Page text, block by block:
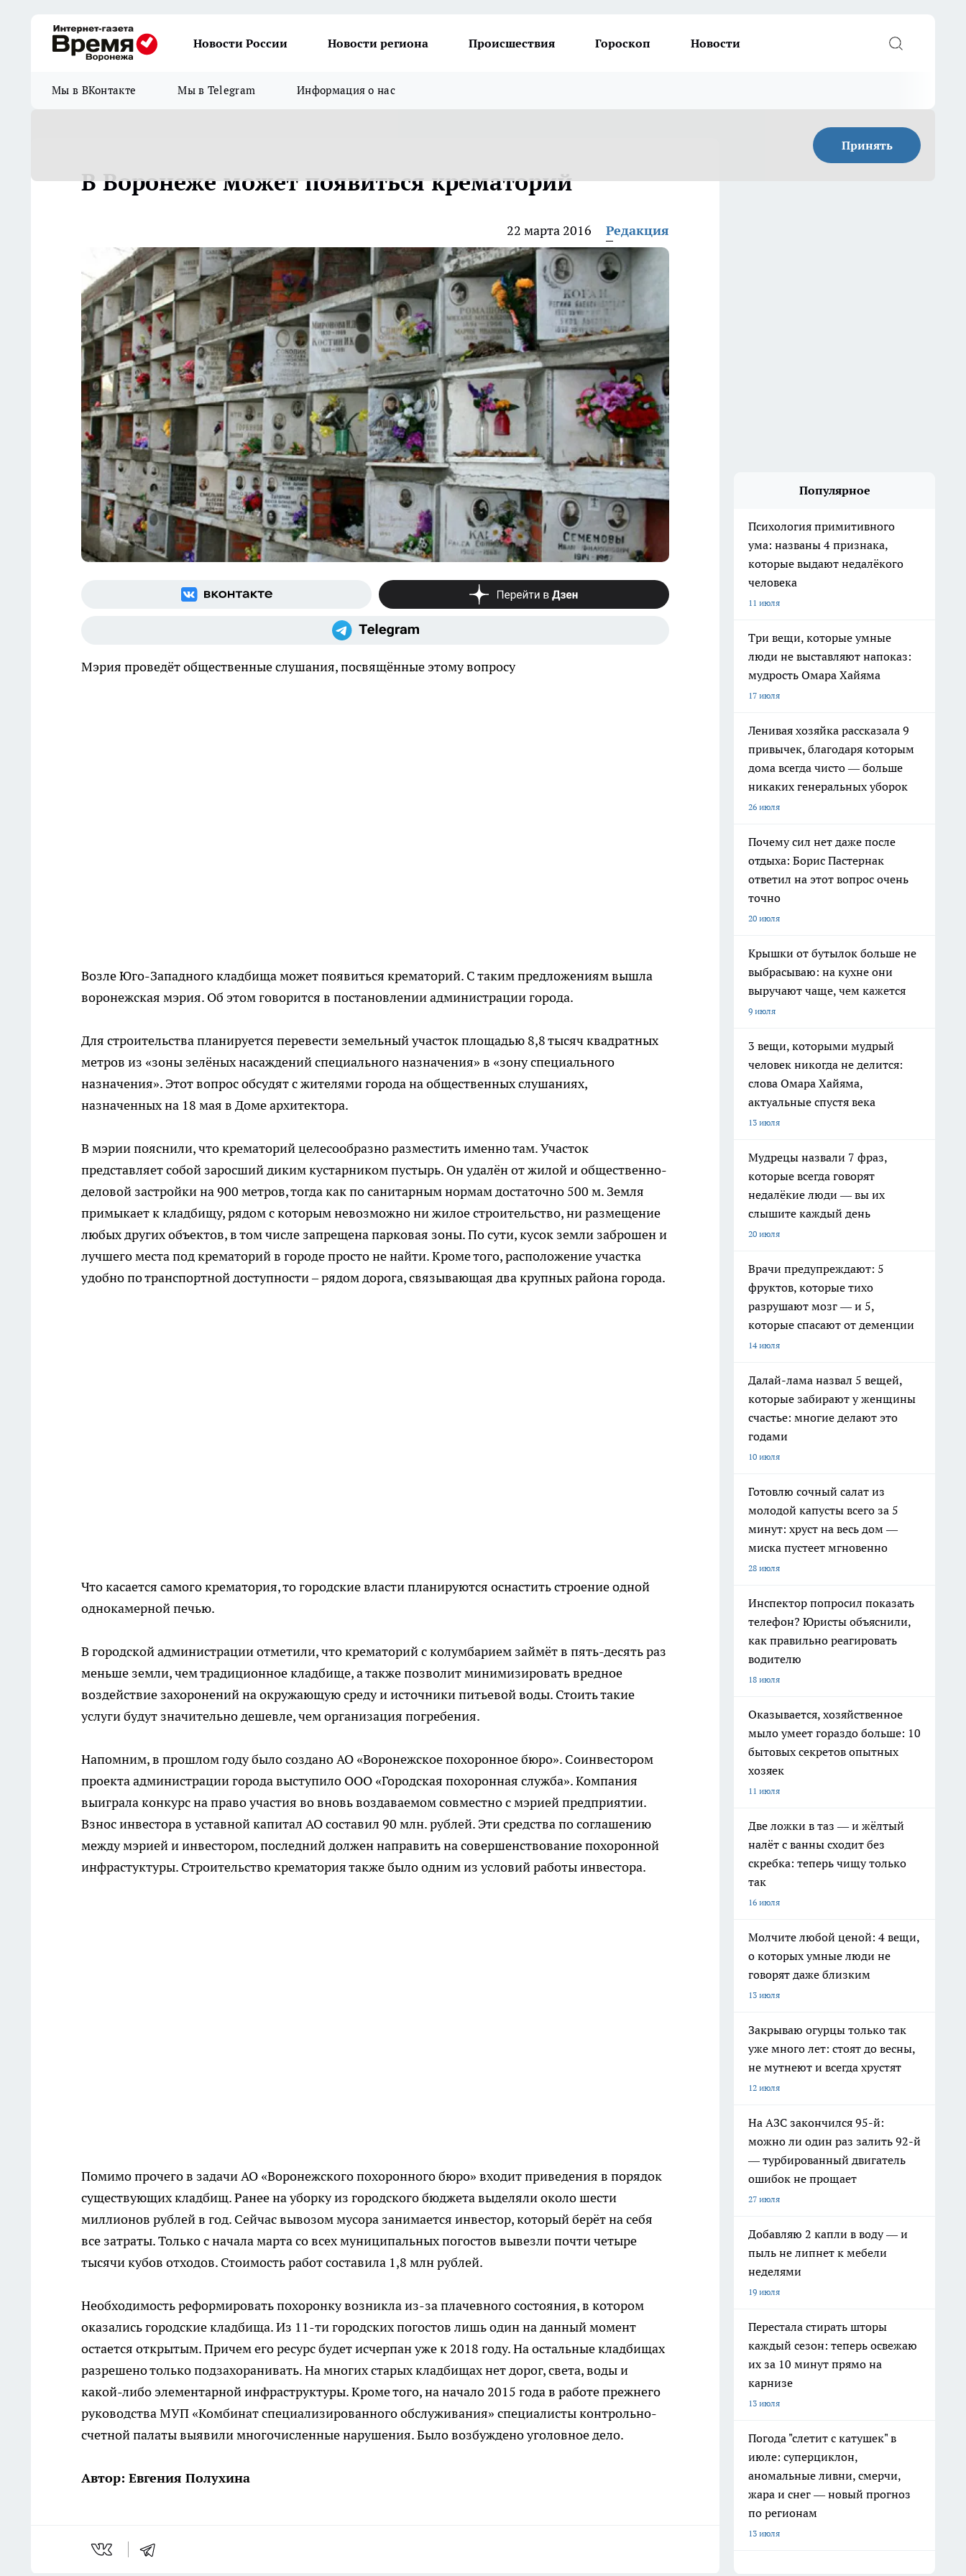
Новости России Новости региона Происшествия Гороскоп Новости
Мы в ВКонтакте Мы в Telegram Информация о нас
Принять
В Воронеже может появиться крематорий
22 марта 2016 Редакция
Мэрия проведёт общественные слушания, посвящённые этому вопросу
Возле Юго-Западного кладбища может появиться крематорий. С таким предложениям вышла
воронежская мэрия. Об этом говорится в постановлении администрации города.
Для строительства планируется перевести земельный участок площадью 8,8 тысяч квадратных
метров из «зоны зелёных насаждений специального назначения» в «зону специального
назначения». Этот вопрос обсудят с жителями города на общественных слушаниях,
назначенных на 18 мая в Доме архитектора.
В мэрии пояснили, что крематорий целесообразно разместить именно там. Участок
представляет собой заросший диким кустарником пустырь. Он удалён от жилой и общественно-
деловой застройки на 900 метров, тогда как по санитарным нормам достаточно 500 м. Земля
примыкает к кладбищу, рядом с которым невозможно ни жилое строительство, ни размещение
любых других объектов, в том числе запрещена парковая зоны. По сути, кусок земли заброшен и
лучшего места под крематорий в городе просто не найти. Кроме того, расположение участка
удобно по транспортной доступности – рядом дорога, связывающая два крупных района города.
Что касается самого крематория, то городские власти планируются оснастить строение одной
однокамерной печью.
В городской администрации отметили, что крематорий с колумбарием займёт в пять-десять раз
меньше земли, чем традиционное кладбище, а также позволит минимизировать вредное
воздействие захоронений на окружающую среду и источники питьевой воды. Стоить такие
услуги будут значительно дешевле, чем организация погребения.
Напомним, в прошлом году было создано АО «Воронежское похоронное бюро». Соинвестором
проекта администрации города выступило ООО «Городская похоронная служба». Компания
выиграла конкурс на право участия во вновь воздаваемом совместно с мэрией предприятии.
Взнос инвестора в уставной капитал АО составил 90 млн. рублей. Эти средства по соглашению
между мэрией и инвестором, последний должен направить на совершенствование похоронной
инфрастуктуры. Строительство крематория также было одним из условий работы инвестора.
Помимо прочего в задачи АО «Воронежского похоронного бюро» входит приведения в порядок
существующих кладбищ. Ранее на уборку из городского бюджета выделяли около шести
миллионов рублей в год. Сейчас вывозом мусора занимается инвестор, который берёт на себя
все затраты. Только с начала марта со всех муниципальных погостов вывезли почти четыре
тысячи кубов отходов. Стоимость работ составила 1,8 млн рублей.
Необходимость реформировать похоронку возникла из-за плачевного состояния, в котором
оказались городские кладбища. Из 11-ти городских погостов лишь один на данный момент
остается открытым. Причем его ресурс будет исчерпан уже к 2018 году. На остальные кладбищах
разрешено только подзахоранивать. На многих старых кладбищах нет дорог, света, воды и
какой-либо элементарной инфраструктуры. Кроме того, на начало 2015 года в работе прежнего
руководства МУП «Комбинат специализированного обслуживания» специалисты контрольно-
счетной палаты выявили многочисленные нарушения. Было возбуждено уголовное дело.
Автор: Евгения Полухина
Популярное
Психология примитивного
ума: названы 4 признака,
которые выдают недалёкого
человека
11 июля
Три вещи, которые умные
люди не выставляют напоказ:
мудрость Омара Хайяма
17 июля
Ленивая хозяйка рассказала 9
привычек, благодаря которым
дома всегда чисто — больше
никаких генеральных уборок
26 июля
Почему сил нет даже после
отдыха: Борис Пастернак
ответил на этот вопрос очень
точно
20 июля
Крышки от бутылок больше не
выбрасываю: на кухне они
выручают чаще, чем кажется
9 июля
3 вещи, которыми мудрый
человек никогда не делится:
слова Омара Хайяма,
актуальные спустя века
13 июля
Мудрецы назвали 7 фраз,
которые всегда говорят
недалёкие люди — вы их
слышите каждый день
20 июля
Врачи предупреждают: 5
фруктов, которые тихо
разрушают мозг — и 5,
которые спасают от деменции
14 июля
Далай-лама назвал 5 вещей,
которые забирают у женщины
счастье: многие делают это
годами
10 июля
Готовлю сочный салат из
молодой капусты всего за 5
минут: хруст на весь дом —
миска пустеет мгновенно
28 июля
Инспектор попросил показать
телефон? Юристы объяснили,
как правильно реагировать
водителю
18 июля
Оказывается, хозяйственное
мыло умеет гораздо больше: 10
бытовых секретов опытных
хозяек
11 июля
Две ложки в таз — и жёлтый
налёт с ванны сходит без
скребка: теперь чищу только
так
16 июля
Молчите любой ценой: 4 вещи,
о которых умные люди не
говорят даже близким
13 июля
Закрываю огурцы только так
уже много лет: стоят до весны,
не мутнеют и всегда хрустят
12 июля
На АЗС закончился 95-й:
можно ли один раз залить 92-й
— турбированный двигатель
ошибок не прощает
27 июля
Добавляю 2 капли в воду — и
пыль не липнет к мебели
неделями
19 июля
Перестала стирать шторы
каждый сезон: теперь освежаю
их за 10 минут прямо на
карнизе
13 июля
Погода "слетит с катушек" в
июле: суперциклон,
аномальные ливни, смерчи,
жара и снег — новый прогноз
по регионам
13 июля